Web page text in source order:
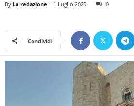
By La redazione - 1 Luglio 2025 0
Condividi